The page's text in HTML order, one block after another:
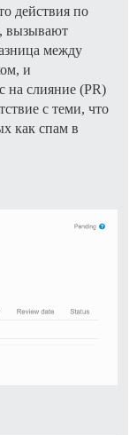
действия по
вызывают
между
и
на слияние (PR)
с теми, что
как спам в